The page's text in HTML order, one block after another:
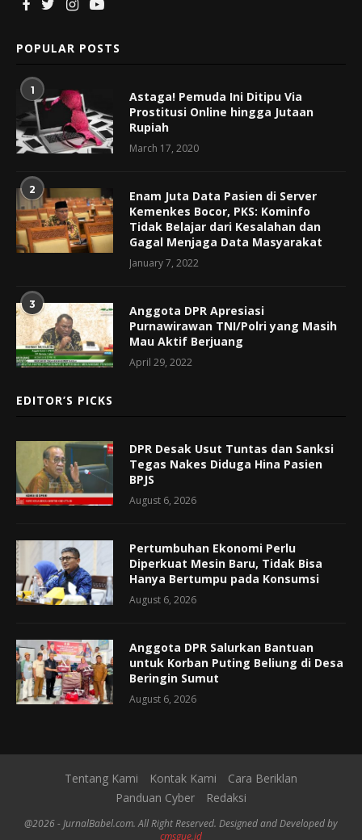
POPULAR POSTS
1
Astaga! Pemuda Ini Ditipu Via
Prostitusi Online hingga Jutaan
Rupiah
March 17, 2020
2
Enam Juta Data Pasien di Server
Kemenkes Bocor, PKS: Kominfo
Tidak Belajar dari Kesalahan dan
Gagal Menjaga Data Masyarakat
January 7, 2022
3
Anggota DPR Apresiasi
Purnawirawan TNI/Polri yang Masih
Mau Aktif Berjuang
April 29, 2022
EDITOR’S PICKS
DPR Desak Usut Tuntas dan Sanksi
Tegas Nakes Diduga Hina Pasien
BPJS
August 6, 2026
Pertumbuhan Ekonomi Perlu
Diperkuat Mesin Baru, Tidak Bisa
Hanya Bertumpu pada Konsumsi
August 6, 2026
Anggota DPR Salurkan Bantuan
untuk Korban Puting Beliung di Desa
Beringin Sumut
August 6, 2026
Tentang Kami Kontak Kami
Cara Beriklan
Panduan Cyber
Redaksi
@2026 - JurnalBabel.com. All Right Reserved. Designed and Developed by
cmsgue.id